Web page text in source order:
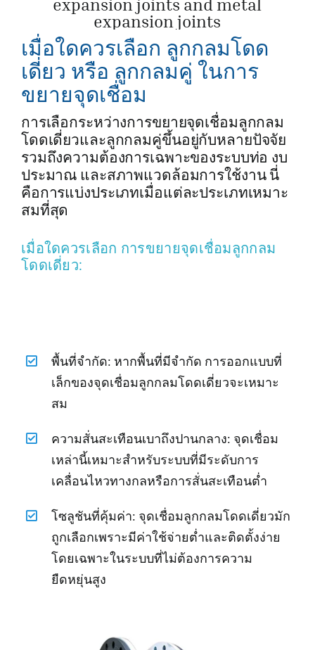
เมื่อใดควรเลือก ลูกกลมโดด
เดี่ยว หรือ ลูกกลมคู่ ในการ
ขยายจุดเชื่อม
การเลือกระหว่างการขยายจุดเชื่อมลูกกลม
โดดเดี่ยวและลูกกลมคู่ขึ้นอยู่กับหลายปัจจัย
รวมถึงความต้องการเฉพาะของระบบท่อ งบ
ประมาณ และสภาพแวดล้อมการใช้งาน นี่
คือการแบ่งประเภทเมื่อแต่ละประเภทเหมาะ
สมที่สุด
เมื่อใดควรเลือก การขยายจุดเชื่อมลูกกลม
โดดเดี่ยว:
พื้นที่จำกัด: หากพื้นที่มีจำกัด การออกแบบที่
เล็กของจุดเชื่อมลูกกลมโดดเดี่ยวจะเหมาะ
สม
ความสั่นสะเทือนเบาถึงปานกลาง: จุดเชื่อม
เหล่านี้เหมาะสำหรับระบบที่มีระดับการ
เคลื่อนไหวทางกลหรือการสั่นสะเทือนต่ำ
โซลูชันที่คุ้มค่า: จุดเชื่อมลูกกลมโดดเดี่ยวมัก
ถูกเลือกเพราะมีค่าใช้จ่ายต่ำและติดตั้งง่าย
โดยเฉพาะในระบบที่ไม่ต้องการความ
ยืดหยุ่นสูง